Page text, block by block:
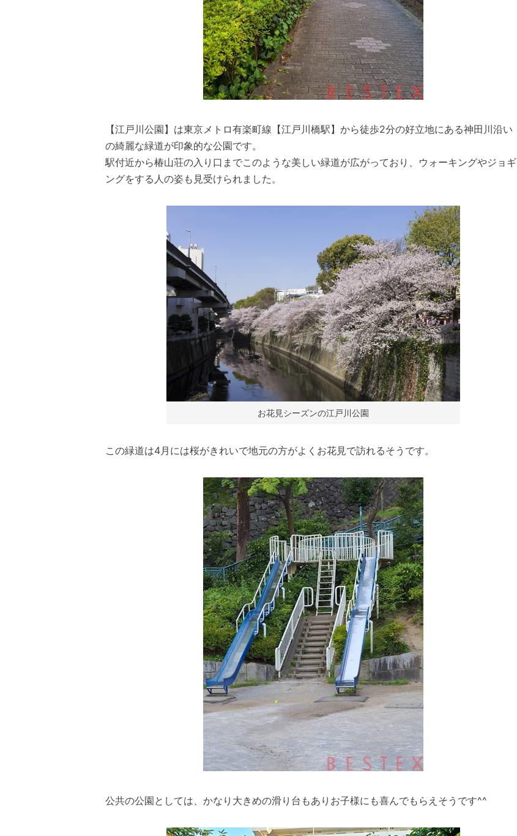
【江戸川公園】は東京メトロ有楽町線【江戸川橋駅】から徒歩2分の好立地にある神田川沿い
の綺麗な緑道が印象的な公園です。
駅付近から椿山荘の入り口までこのような美しい緑道が広がっており、ウォーキングやジョギ
ングをする人の姿も見受けられました。
お花見シーズンの江戸川公園
この緑道は4月には桜がきれいで地元の方がよくお花見で訪れるそうです。
公共の公園としては、かなり大きめの滑り台もありお子様にも喜んでもらえそうです^^